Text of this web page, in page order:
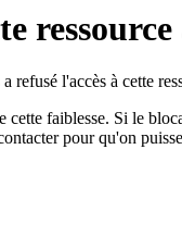
l'accès à cette
cette faiblesse. Si le
pour qu'on